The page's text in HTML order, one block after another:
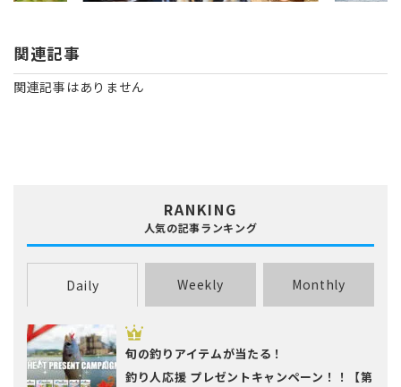
関連記事
関連記事はありません
RANKING
人気の記事ランキング
Daily Weekly Monthly
旬の釣りアイテムが当たる！
釣り人応援 プレゼントキャンペーン！！【第